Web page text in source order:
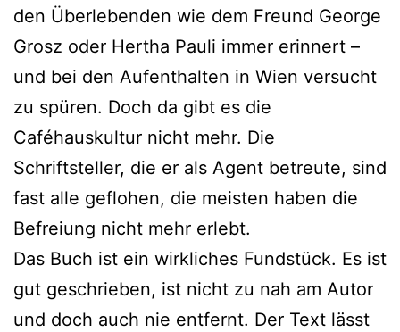
den Überlebenden wie dem Freund George
Grosz oder Hertha Pauli immer erinnert –
und bei den Aufenthalten in Wien versucht
zu spüren. Doch da gibt es die
Caféhauskultur nicht mehr. Die
Schriftsteller, die er als Agent betreute, sind
fast alle geflohen, die meisten haben die
Befreiung nicht mehr erlebt.
Das Buch ist ein wirkliches Fundstück. Es ist
gut geschrieben, ist nicht zu nah am Autor
und doch auch nie entfernt. Der Text lässt